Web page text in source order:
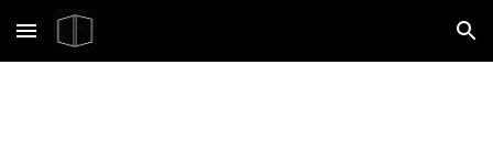
Skip to main content Skip to navigation